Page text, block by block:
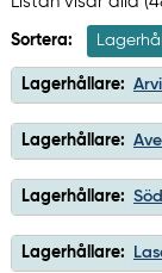
Sortera:
Lagerhållare:
Lagerhållare:
Lagerhållare:
Lagerhållare: